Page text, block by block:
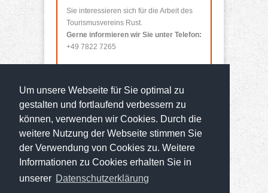
Um unsere Webseite für Sie optimal zu
gestalten und fortlaufend verbessern zu
können, verwenden wir Cookies. Durch die
weitere Nutzung der Webseite stimmen Sie
der Verwendung von Cookies zu. Weitere
Informationen zu Cookies erhalten Sie in
unserer Datenschutzerklärung
Sie interessieren sich für die Arbeit des
Tourismusvereins Rust.
Gerne informieren wir Sie unter Telefon:
+49 7822 7265
Über unserMitgliedsformularkönnen Sie
sich bei uns anmelden.